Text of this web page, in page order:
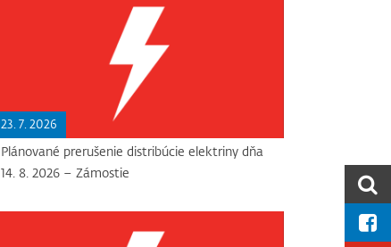
23. 7. 2026
Plánované prerušenie distribúcie elektriny dňa
14. 8. 2026 – Zámostie